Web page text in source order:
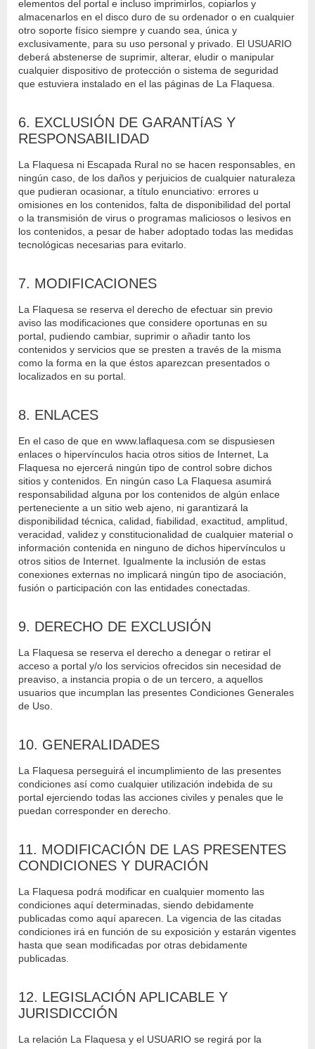
elementos del portal e incluso imprimirlos, copiarlos y
almacenarlos en el disco duro de su ordenador o en cualquier
otro soporte físico siempre y cuando sea, única y
exclusivamente, para su uso personal y privado. El USUARIO
deberá abstenerse de suprimir, alterar, eludir o manipular
cualquier dispositivo de protección o sistema de seguridad
que estuviera instalado en el las páginas de La Flaquesa.
6. EXCLUSIÓN DE GARANTíAS Y
RESPONSABILIDAD
La Flaquesa ni Escapada Rural no se hacen responsables, en
ningún caso, de los daños y perjuicios de cualquier naturaleza
que pudieran ocasionar, a título enunciativo: errores u
omisiones en los contenidos, falta de disponibilidad del portal
o la transmisión de virus o programas maliciosos o lesivos en
los contenidos, a pesar de haber adoptado todas las medidas
tecnológicas necesarias para evitarlo.
7. MODIFICACIONES
La Flaquesa se reserva el derecho de efectuar sin previo
aviso las modificaciones que considere oportunas en su
portal, pudiendo cambiar, suprimir o añadir tanto los
contenidos y servicios que se presten a través de la misma
como la forma en la que éstos aparezcan presentados o
localizados en su portal.
8. ENLACES
En el caso de que en www.laflaquesa.com se dispusiesen
enlaces o hipervínculos hacia otros sitios de Internet, La
Flaquesa no ejercerá ningún tipo de control sobre dichos
sitios y contenidos. En ningún caso La Flaquesa asumirá
responsabilidad alguna por los contenidos de algún enlace
perteneciente a un sitio web ajeno, ni garantizará la
disponibilidad técnica, calidad, fiabilidad, exactitud, amplitud,
veracidad, validez y constitucionalidad de cualquier material o
información contenida en ninguno de dichos hipervínculos u
otros sitios de Internet. Igualmente la inclusión de estas
conexiones externas no implicará ningún tipo de asociación,
fusión o participación con las entidades conectadas.
9. DERECHO DE EXCLUSIÓN
La Flaquesa se reserva el derecho a denegar o retirar el
acceso a portal y/o los servicios ofrecidos sin necesidad de
preaviso, a instancia propia o de un tercero, a aquellos
usuarios que incumplan las presentes Condiciones Generales
de Uso.
10. GENERALIDADES
La Flaquesa perseguirá el incumplimiento de las presentes
condiciones así como cualquier utilización indebida de su
portal ejerciendo todas las acciones civiles y penales que le
puedan corresponder en derecho.
11. MODIFICACIÓN DE LAS PRESENTES
CONDICIONES Y DURACIÓN
La Flaquesa podrá modificar en cualquier momento las
condiciones aquí determinadas, siendo debidamente
publicadas como aquí aparecen. La vigencia de las citadas
condiciones irá en función de su exposición y estarán vigentes
hasta que sean modificadas por otras debidamente
publicadas.
12. LEGISLACIÓN APLICABLE Y
JURISDICCIÓN
La relación La Flaquesa y el USUARIO se regirá por la